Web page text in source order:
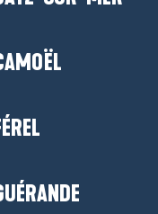
et